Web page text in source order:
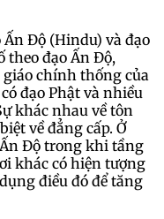
Độ (Hindu) và đạo
theo đạo Ấn Độ,
chính thống của
đạo Phật và nhiều
khác nhau về tôn
về đẳng cấp. Ở
Độ trong khi tầng
khác có hiện tượng
điều đó để tăng